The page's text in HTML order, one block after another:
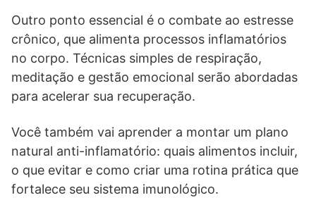
Outro ponto essencial é o combate ao estresse
crônico, que alimenta processos inflamatórios
no corpo. Técnicas simples de respiração,
meditação e gestão emocional serão abordadas
para acelerar sua recuperação.
Você também vai aprender a montar um plano
natural anti-inflamatório: quais alimentos incluir,
o que evitar e como criar uma rotina prática que
fortalece seu sistema imunológico.